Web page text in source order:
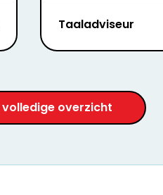
Taaladviseur
volledige overzicht